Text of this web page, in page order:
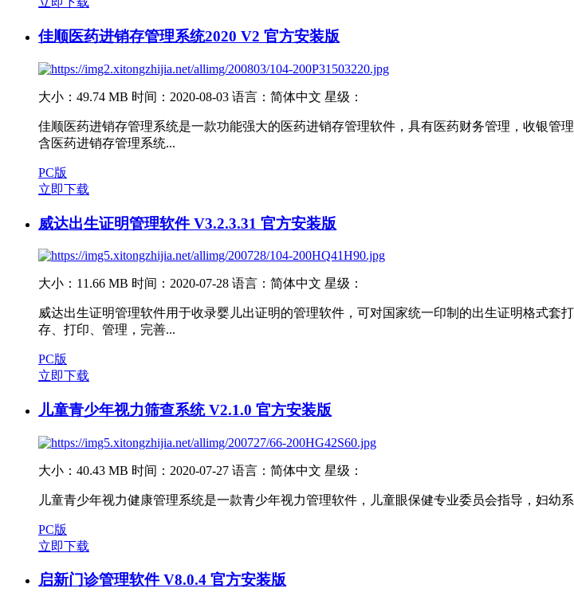
佳顺医药进销存管理系统2020 V2 官方安装版
大小：49.74 MB 时间：2020-08-03 语言：简体中文 星级：
佳顺医药进销存管理系统是一款功能强大的医药进销存管理软件，具有医药财务管理，收银
含医药进销存管理系统...
PC版
立即下载
威达出生证明管理软件 V3.2.3.31 官方安装版
大小：11.66 MB 时间：2020-07-28 语言：简体中文 星级：
威达出生证明管理软件用于收录婴儿出证明的管理软件，可对国家统一印制的出生证明格式
存、打印、管理，完善...
PC版
立即下载
儿童青少年视力筛查系统 V2.1.0 官方安装版
大小：40.43 MB 时间：2020-07-27 语言：简体中文 星级：
儿童青少年视力健康管理系统是一款青少年视力管理软件，儿童眼保健专业委员会指导，妇幼
PC版
立即下载
启新门诊管理软件 V8.0.4 官方安装版